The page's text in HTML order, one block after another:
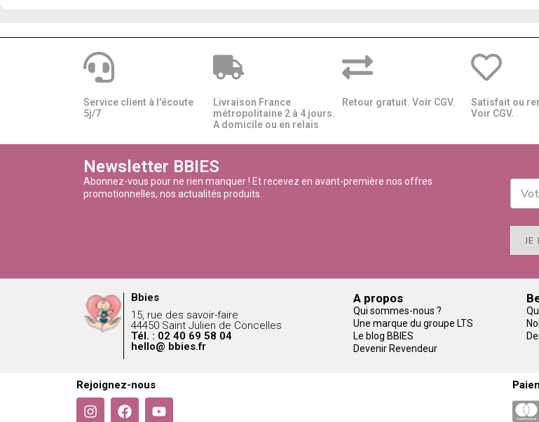
Service client à l'écoute
5j/7
Livraison France
métropolitaine 2 à 4 jours.
A domicile ou en relais​​
Retour gratuit. Voir CGV.
Satisfait ou
Voir CGV.
Newsletter BBIES
Abonnez-vous pour ne rien manquer ! Et recevez en avant-première nos offres
promotionnelles, nos actualités produits.
JE
Bbies
15, rue des savoir-faire
44450 Saint Julien de Concelles
Tél. : 02 40 69 58 04
hello@ bbies.fr
A propos
Qui sommes-nous ?
Une marque du groupe LTS
Le blog BBIES
Devenir Revendeur
Rejoignez-nous